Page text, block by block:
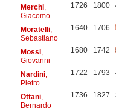
Merchi,
Giacomo
1726 1800
Moratelli,
Sebastiano
1640 1706
Mossi,
Giovanni
1680 1742
Nardini,
Pietro
1722 1793
Ottani,
Bernardo
1736 1827